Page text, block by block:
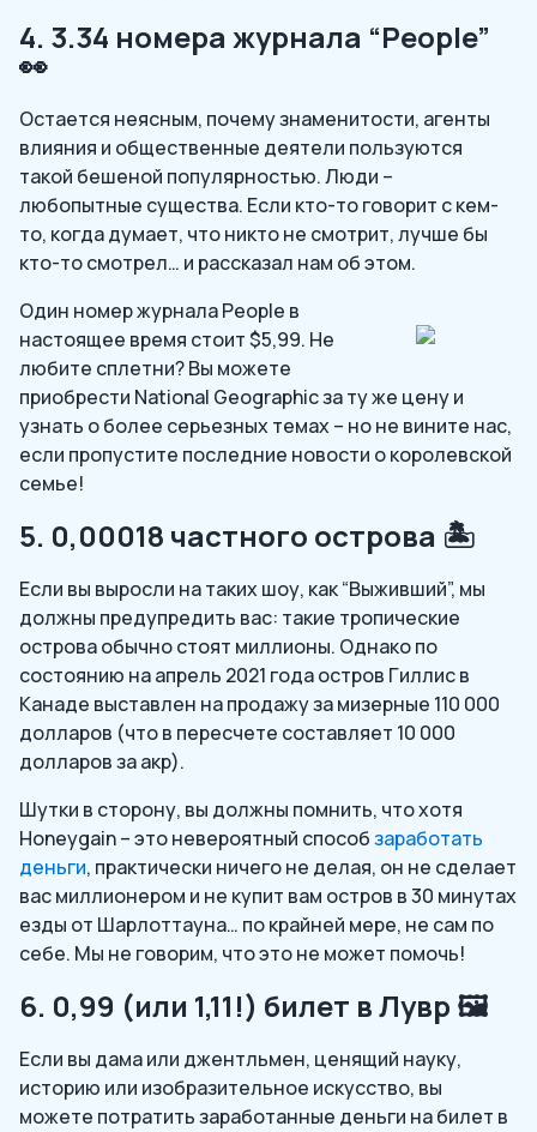
4. 3.34 номера журнала “People”
👀
Остается неясным, почему знаменитости, агенты
влияния и общественные деятели пользуются
такой бешеной популярностью. Люди –
любопытные существа. Если кто-то говорит с кем-
то, когда думает, что никто не смотрит, лучше бы
кто-то смотрел… и рассказал нам об этом.
Один номер журнала People в
настоящее время стоит $5,99. Не
любите сплетни? Вы можете
приобрести National Geographic за ту же цену и
узнать о более серьезных темах – но не вините нас,
если пропустите последние новости о королевской
семье!
5. 0,00018 частного острова 🏝️
Если вы выросли на таких шоу, как “Выживший”, мы
должны предупредить вас: такие тропические
острова обычно стоят миллионы. Однако по
состоянию на апрель 2021 года остров Гиллис в
Канаде выставлен на продажу за мизерные 110 000
долларов (что в пересчете составляет 10 000
долларов за акр).
Шутки в сторону, вы должны помнить, что хотя
Honeygain – это невероятный способзаработать
деньги, практически ничего не делая, он не сделает
вас миллионером и не купит вам остров в 30 минутах
езды от Шарлоттауна… по крайней мере, не сам по
себе. Мы не говорим, что это не может помочь!
6. 0,99 (или 1,11!) билет в Лувр 🖼️
Если вы дама или джентльмен, ценящий науку,
историю или изобразительное искусство, вы
можете потратить заработанные деньги на билет в